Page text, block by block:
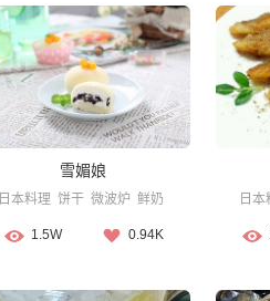
雪媚娘
日本料理 饼干 微波炉 鲜奶
1.5W 0.94K
日本